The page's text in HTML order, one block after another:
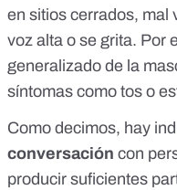
en sitios cerrados, mal
voz alta o se grita. Por
generalizado de la
síntomas como tos o
Como decimos, hay
conversación con
producir suficientes